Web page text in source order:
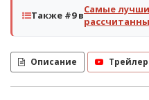
Также #9 вСамые
Описание Трейлер